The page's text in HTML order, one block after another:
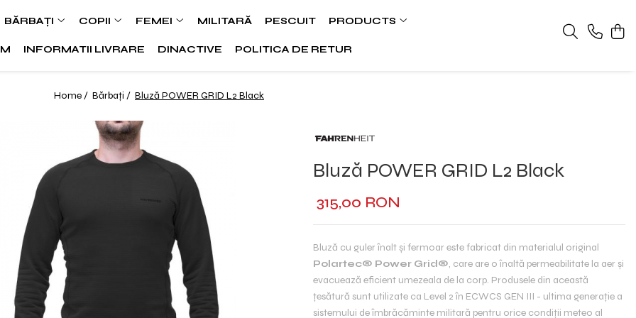
BĂRBAȚI COPII FEMEI MILITARĂ PESCUIT PRODUCTS
INFORMATII LIVRARE DINACTIVE POLITICA DE RETUR
Home / Bărbați / Bluză POWER GRID L2 Black
Bluză POWER GRID L2 Black
315,00 RON
Bluză cu guler înalt și fermoar este fabricat din materialul original
Polartec®️ Power Grid®️, care are o înaltă permeabilitate la aer și
evacuează eficient umezeala de la corp. Produsele din această
țesătură sunt utilizate ca Level 2 în ECWCS GEN III - ultima generație a
sistemului de îmbrăcăminte militară pentru orice condiții meteo al